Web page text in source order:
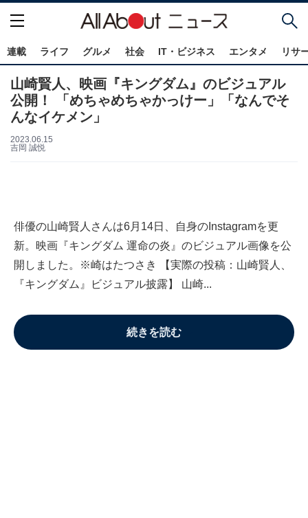
連載 ライフ グルメ 社会 IT・ビジネス エンタメ リサ
山崎賢人、映画『キングダム』のビジュアル
公開！ 「めちゃめちゃかっけー」「なんでそ
んなイケメン」
2023.06.15
吉岡 誠悦
俳優の山崎賢人さんは6月14日、自身のInstagramを更
新。映画『キングダム 運命の炎』のビジュアル画像を公
開しました。※崎はたつさき 【実際の投稿：山崎賢人、
『キングダム』ビジュアル披露】 山崎...
続きを読む